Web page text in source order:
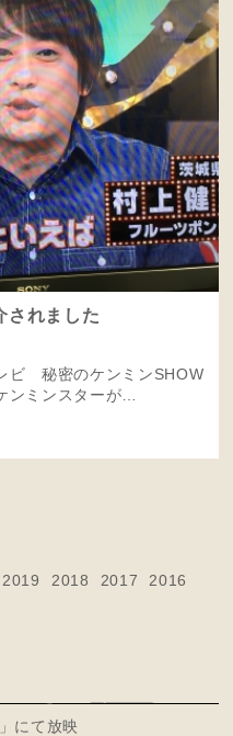
されました
ビ 秘密のケンミンSHOW
ンミンスターが…
2019 2018 2017
2016
にて放映